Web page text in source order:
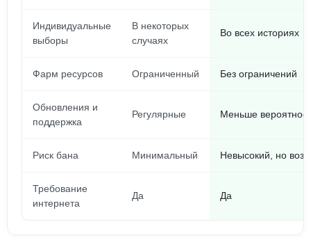
Индивидуальные
выборы
В некоторых
случаях
Во всех историях
Фарм ресурсов Ограниченный Без ограничений
Обновления и
поддержка
Регулярные Меньше
Риск бана Минимальный Невысокий, но
Требование
интернета
Да Да